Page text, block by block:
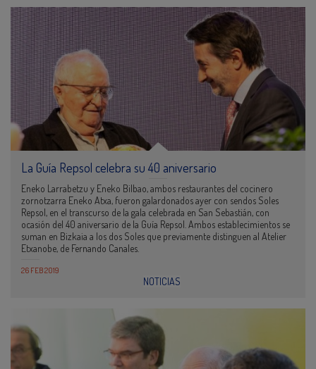
La Guía Repsol celebra su 40 aniversario
Eneko Larrabetzu y Eneko Bilbao, ambos restaurantes del cocinero
zornotzarra Eneko Atxa, fueron galardonados ayer con sendos Soles
Repsol, en el transcurso de la gala celebrada en San Sebastián, con
ocasión del 40 aniversario de la Guía Repsol. Ambos establecimientos se
suman en Bizkaia a los dos Soles que previamente distinguen al Atelier
Etxanobe, de Fernando Canales.
26 FEB 2019
NOTICIAS